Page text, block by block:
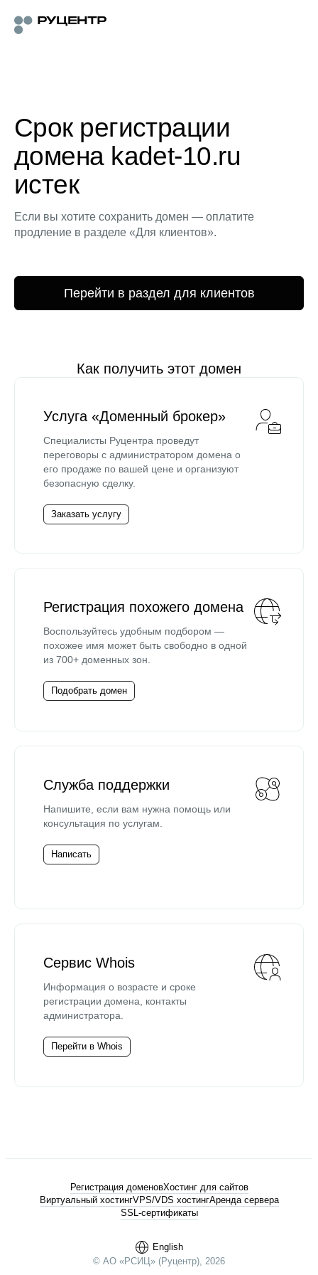
Срок регистрации
домена kadet-10.ru
истек
Если вы хотите сохранить домен — оплатите
продление в разделе «Для клиентов».
Перейти в раздел для клиентов
Как получить этот домен
Услуга «Доменный брокер»
Специалисты Руцентра проведут
переговоры с администратором домена о
его продаже по вашей цене и организуют
безопасную сделку.
Заказать услугу
Регистрация похожего домена
Воспользуйтесь удобным подбором —
похожее имя может быть свободно в одной
из 700+ доменных зон.
Подобрать домен
Служба поддержки
Напишите, если вам нужна помощь или
консультация по услугам.
Написать
Сервис Whois
Информация о возрасте и сроке
регистрации домена, контакты
администратора.
Перейти в Whois
English
© АО «РСИЦ» (Руцентр), 2026
Регистрация доменовХостинг для сайтов
Виртуальный хостингVPS/VDS хостингАренда сервера
SSL-сертификаты